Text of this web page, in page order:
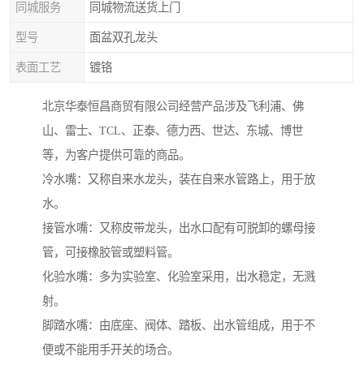
同城服务 同城物流送货上门
型号 面盆双孔龙头
表面工艺 镀铬
北京华泰恒昌商贸有限公司经营产品涉及飞利浦、佛
山、雷士、TCL、正泰、德力西、世达、东城、博世
等，为客户提供可靠的商品。
冷水嘴：又称自来水龙头，装在自来水管路上，用于放
水。
接管水嘴：又称皮带龙头，出水口配有可脱卸的螺母接
管，可接橡胶管或塑料管。
化验水嘴：多为实验室、化验室采用，出水稳定，无溅
射。
脚踏水嘴：由底座、阀体、踏板、出水管组成，用于不
便或不能用手开关的场合。